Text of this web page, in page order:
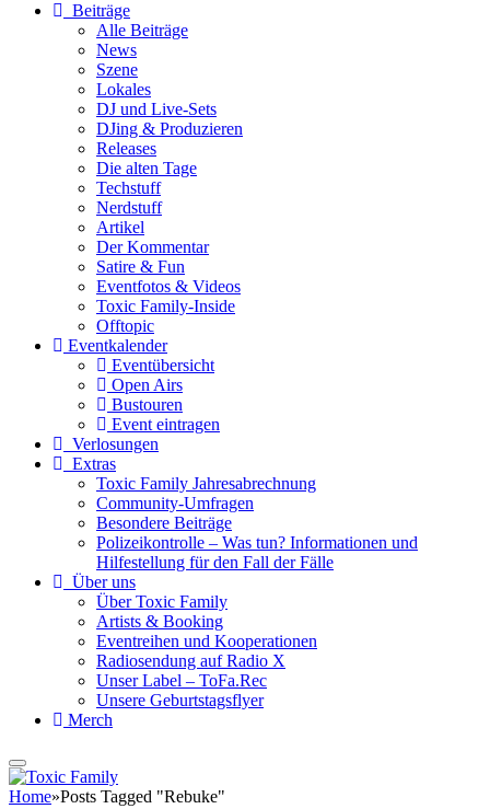
Beiträge
Alle Beiträge
News
Szene
Lokales
DJ und Live-Sets
DJing & Produzieren
Releases
Die alten Tage
Techstuff
Nerdstuff
Artikel
Der Kommentar
Satire & Fun
Eventfotos & Videos
Toxic Family-Inside
Offtopic
Eventkalender
Eventübersicht
Open Airs
Bustouren
Event eintragen
Verlosungen
Extras
Toxic Family Jahresabrechnung
Community-Umfragen
Besondere Beiträge
Polizeikontrolle – Was tun? Informationen und
Hilfestellung für den Fall der Fälle
Über uns
Über Toxic Family
Artists & Booking
Eventreihen und Kooperationen
Radiosendung auf Radio X
Unser Label – ToFa.Rec
Unsere Geburtstagsflyer
Merch
Home»Posts Tagged "Rebuke"